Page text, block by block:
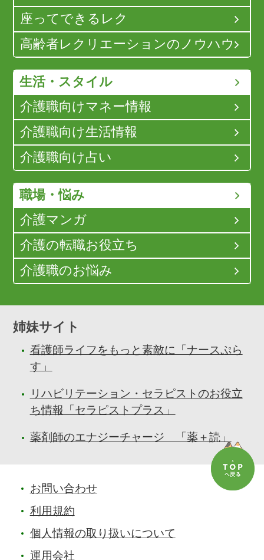
座ってできるレク
高齢者レクリエーションのノウハウ
生活・スタイル
介護職向けマネー情報
介護職向け生活情報
介護職向け占い
職場・悩み
介護マンガ
介護の転職お役立ち
介護職のお悩み
姉妹サイト
看護師ライフをもっと素敵に「ナースぷら
す」
リハビリテーション・セラピストのお役立
ち情報「セラピストプラス」
薬剤師のエナジーチャージ 「薬＋読」
お問い合わせ
利用規約
個人情報の取り扱いについて
運用会社